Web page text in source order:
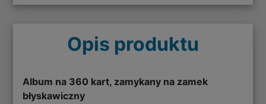
Opis produktu
Album na 360 kart, zamykany na zamek
błyskawiczny